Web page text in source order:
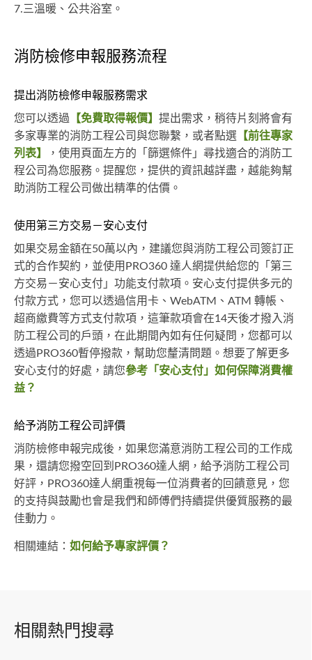
7.三溫暖、公共浴室。
消防檢修申報服務流程
提出消防檢修申報服務需求
您可以透過 【免費取得報價】 提出需求，稍待片刻將會有
多家專業的消防工程公司與您聯繫，或者點選 【前往專家
列表】
，使用頁面左方的「篩選條件」尋找適合的消防工
程公司為您服務。提醒您，提供的資訊越詳盡，越能夠幫
助消防工程公司做出精準的估價。
使用第三方交易－安心支付
如果交易金額在50萬以內，建議您與消防工程公司簽訂正
式的合作契約，並使用PRO360 達人網提供給您的「第三
方交易－安心支付」功能支付款項。安心支付提供多元的
付款方式，您可以透過信用卡、WebATM、ATM 轉帳、
超商繳費等方式支付款項，這筆款項會在14天後才撥入消
防工程公司的戶頭，在此期間內如有任何疑問，您都可以
透過PRO360暫停撥款，幫助您釐清問題。想要了解更多
安心支付的好處，請您參考「安心支付」如何保障消費權
益？
給予消防工程公司評價
消防檢修申報完成後，如果您滿意消防工程公司的工作成
果，還請您撥空回到PRO360達人網，給予消防工程公司
好評，PRO360達人網重視每一位消費者的回饋意見，您
的支持與鼓勵也會是我們和師傅們持續提供優質服務的最
佳動力。
相關連結： 如何給予專家評價？
相關熱門搜尋